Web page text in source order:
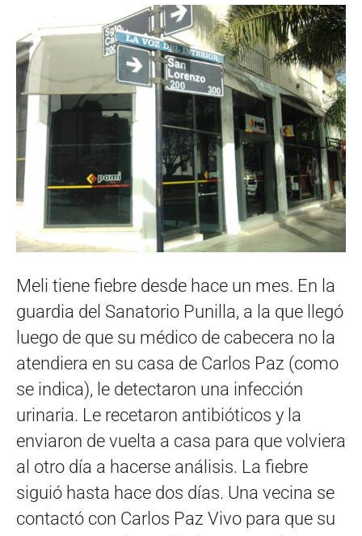
Meli tiene fiebre desde hace un mes. En la
guardia del Sanatorio Punilla, a la que llegó
luego de que su médico de cabecera no la
atendiera en su casa de Carlos Paz (como
se indica), le detectaron una infección
urinaria. Le recetaron antibióticos y la
enviaron de vuelta a casa para que volviera
al otro día a hacerse análisis. La fiebre
siguió hasta hace dos días. Una vecina se
contactó con Carlos Paz Vivo para que su